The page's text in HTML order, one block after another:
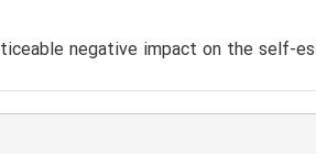
negative impact on the self-